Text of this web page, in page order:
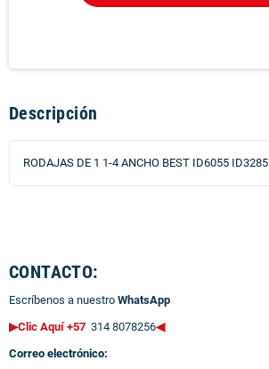
Descripción
RODAJAS DE 1 1-4 ANCHO BEST ID6055 ID3285
CONTACTO:
Escríbenos a nuestro WhatsApp
▶Clic Aquí +57 314 8078256◀
Correo electrónico: